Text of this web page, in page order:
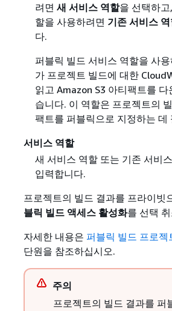
려면 새 서비스 역할을 선택하
할을 사용하려면 기존 서비스
다.
퍼블릭 빌드 서비스 역할을 사
가 프로젝트 빌드에 대한
읽고 Amazon S3 아티팩트를 다
습니다. 이 역할은 프로젝트의
팩트를 퍼블릭으로 지정하는 데
서비스 역할
새 서비스 역할 또는 기존 서비
입력합니다.
프로젝트의 빌드 결과를 프라이빗
블릭 빌드 액세스 활성화를 선택
자세한 내용은 퍼블릭 빌드 프로젝
단원을 참조하십시오.
주의
프로젝트의 빌드 결과를 퍼